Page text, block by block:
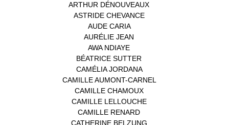
ARTHUR DÉNOUVEAUX
ASTRIDE CHEVANCE(3)
AUDE CARIA(1)
AURÉLIE JEAN
AWA NDIAYE
BÉATRICE SUTTER
CAMÉLIA JORDANA(1)
CAMILLE AUMONT-CARNEL
CAMILLE CHAMOUX(1)
CAMILLE LELLOUCHE(1)
CAMILLE RENARD
CATHERINE BELZUNG